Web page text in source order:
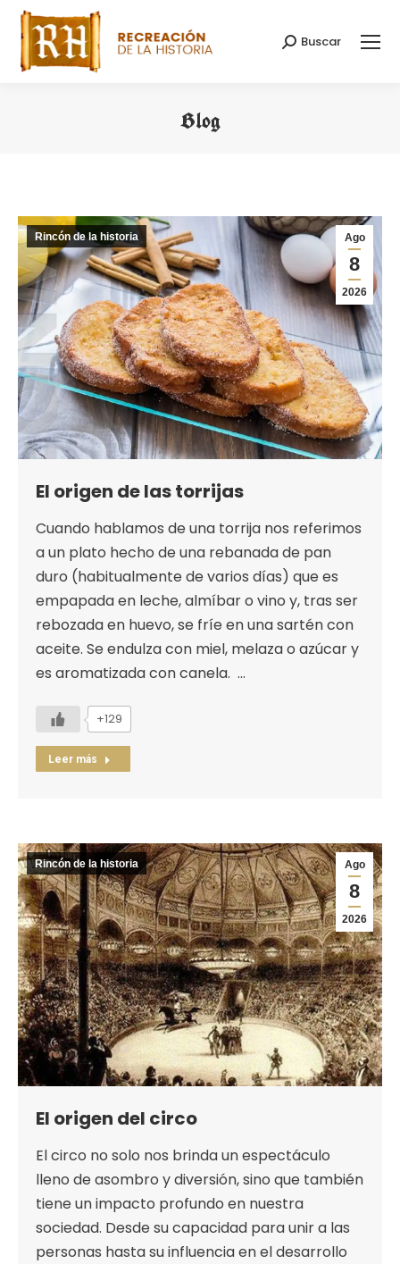
Buscar:
Buscar
Blog
Ago
8
2026
Rincón de la historia
El origen de las torrijas
Cuando hablamos de una torrija nos referimos
a un plato hecho de una rebanada de pan
duro (habitualmente de varios días) que es
empapada en leche, almíbar o vino y, tras ser
rebozada en huevo, se fríe en una sartén con
aceite. Se endulza con miel, melaza o azúcar y
es aromatizada con canela. …
+129
Leer más
Ago
8
2026
Rincón de la historia
El origen del circo
El circo no solo nos brinda un espectáculo
lleno de asombro y diversión, sino que también
tiene un impacto profundo en nuestra
sociedad. Desde su capacidad para unir a las
personas hasta su influencia en el desarrollo